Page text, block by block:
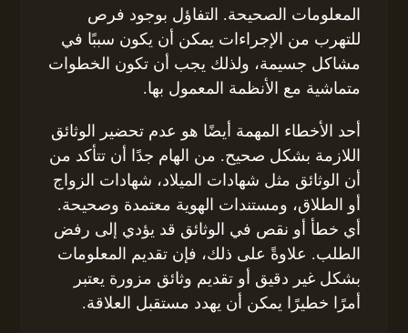
المعلومات الصحيحة. التفاؤل بوجود فرص
للتهرب من الإجراءات يمكن أن يكون سببًا في
مشاكل جسيمة، ولذلك يجب أن تكون الخطوات
متماشية مع الأنظمة المعمول بها.
أحد الأخطاء المهمة أيضًا هو عدم تحضير الوثائق
اللازمة بشكل صحيح. من الهام جدًا أن تتأكد من
أن الوثائق مثل شهادات الميلاد، شهادات الزواج
أو الطلاق، ومستندات الهوية معتمدة وصحيحة.
أي خطأ أو نقص في الوثائق قد يؤدي إلى رفض
الطلب. علاوةً على ذلك، فإن تقديم المعلومات
بشكل غير دقيق أو تقديم وثائق مزورة يعتبر
أمرًا خطيرًا يمكن أن يهدد مستقبل العلاقة.